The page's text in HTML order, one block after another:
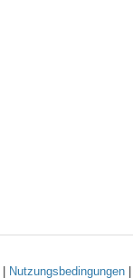
Nutzungsbedingungen